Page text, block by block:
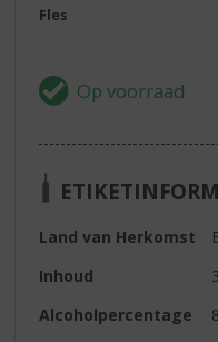
Fles
Land van Herkomst
Inhoud
Alcoholpercentage